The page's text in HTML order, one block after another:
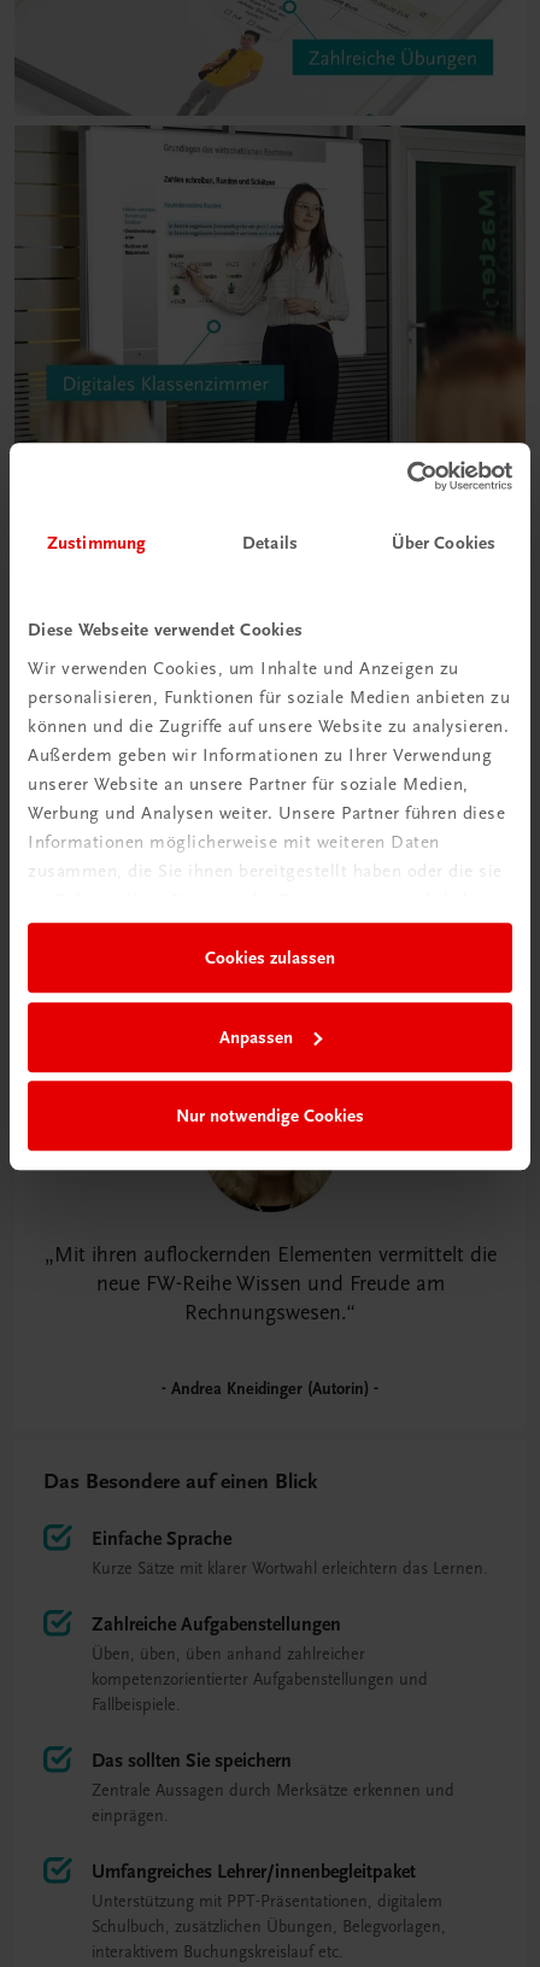
Zustimmung Details Über Cookies
Diese Webseite verwendet Cookies
Wir verwenden Cookies, um Inhalte und Anzeigen zu
personalisieren, Funktionen für soziale Medien anbieten zu
können und die Zugriffe auf unsere Website zu analysieren.
Außerdem geben wir Informationen zu Ihrer Verwendung
unserer Website an unsere Partner für soziale Medien,
Werbung und Analysen weiter. Unsere Partner führen diese
Informationen möglicherweise mit weiteren Daten
zusammen, die Sie ihnen bereitgestellt haben oder die sie
Cookies zulassen
Anpassen
Nur notwendige Cookies
Interaktive
Übungen
Mit ihren auflockernden Elementen vermittelt die
neue FW-Reihe Wissen und Freude am
Rechnungswesen.
Andrea Kneidinger (Autorin)
Das Besondere auf einen Blick
Einfache Sprache
Kurze Sätze mit klarer Wortwahl erleichtern das Lernen.
Zahlreiche Aufgabenstellungen
Üben, üben, üben anhand zahlreicher
kompetenzorientierter Aufgabenstellungen und
Fallbeispiele.
Das sollten Sie speichern
Zentrale Aussagen durch Merksätze erkennen und
einprägen.
Umfangreiches Lehrer/innenbegleitpaket
Unterstützung mit PPT-Präsentationen, digitalem
Schulbuch, zusätzlichen Übungen, Belegvorlagen,
interaktivem Buchungskreislauf etc.